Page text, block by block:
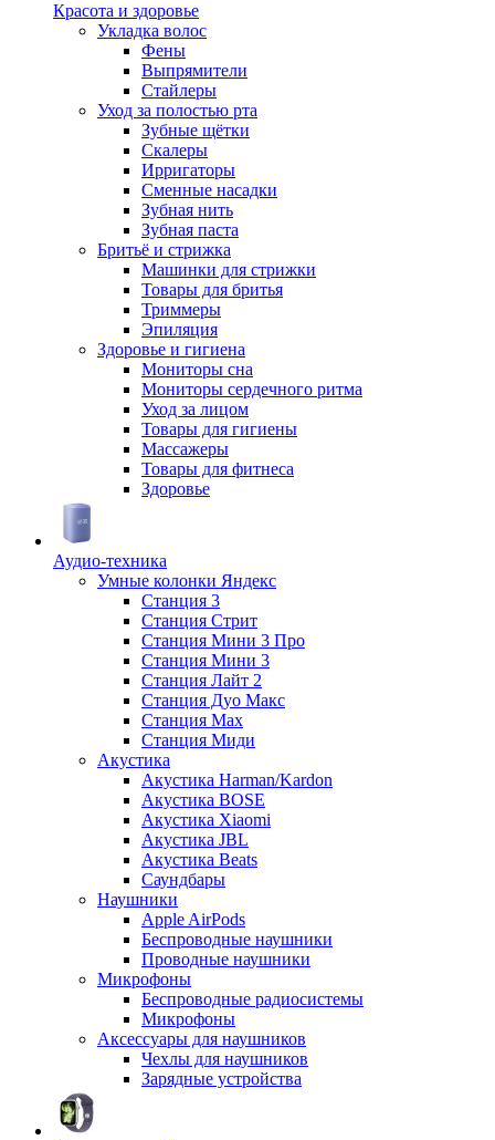
Красота и здоровье
Укладка волос
Фены
Выпрямители
Стайлеры
Уход за полостью рта
Зубные щётки
Скалеры
Ирригаторы
Сменные насадки
Зубная нить
Зубная паста
Бритьё и стрижка
Машинки для стрижки
Товары для бритья
Триммеры
Эпиляция
Здоровье и гигиена
Мониторы сна
Мониторы сердечного ритма
Уход за лицом
Товары для гигиены
Массажеры
Товары для фитнеса
Здоровье
Аудио-техника
Умные колонки Яндекс
Станция 3
Станция Стрит
Станция Мини 3 Про
Станция Мини 3
Станция Лайт 2
Станция Дуо Макс
Станция Max
Станция Миди
Акустика
Акустика Harman/Kardon
Акустика BOSE
Акустика Xiaomi
Акустика JBL
Акустика Beats
Саундбары
Наушники
Apple AirPods
Беспроводные наушники
Проводные наушники
Микрофоны
Беспроводные радиосистемы
Микрофоны
Аксессуары для наушников
Чехлы для наушников
Зарядные устройства